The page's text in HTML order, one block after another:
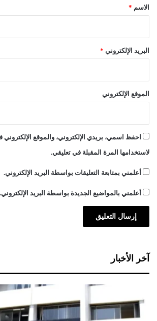
*الاسم *
البريد الإلكتروني *
الموقع الإلكتروني
احفظ اسمي، بريدي الإلكتروني، والموقع
لاستخدامها المرة المقبلة في تعليقي.
أعلمني بمتابعة التعليقات بواسطة البريد الإلكتروني.
أعلمني بالمواضيع الجديدة بواسطة البريد الإلكتروني.
آخر الأخبار